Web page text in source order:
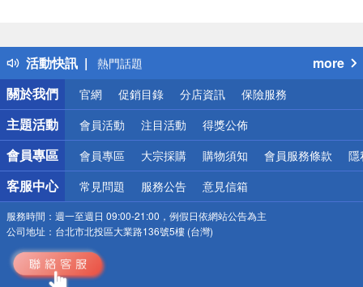
活動快訊
得獎公告
熱門話題
銀行優惠
偏遠地區配送
詐騙網頁！請小心！
more
關於我們
官網 促銷目錄 分店資訊 保險服務
主題活動 會員活動 注目活動 得獎公佈
會員專區 會員專區 大宗採購 購物須知 會員服務條款 隱
客服中心 常見問題 服務公告 意見信箱
服務時間： 週一至週日 09:00-21:00，例假日依網站公告為主
公司地址： 台北市北投區大業路136號5樓 (台灣)